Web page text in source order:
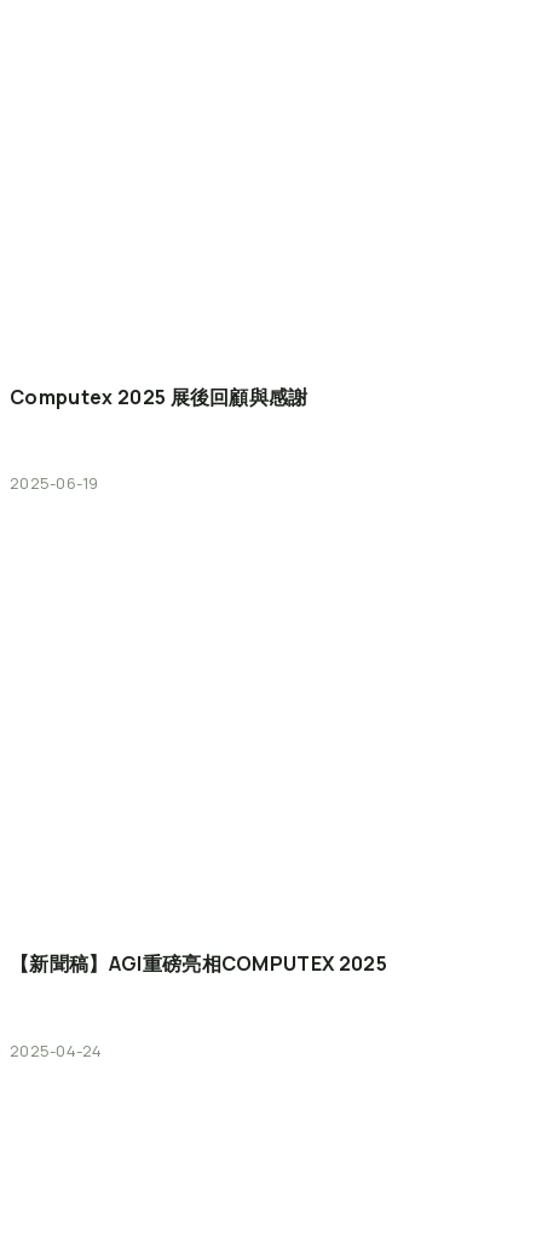
Computex 2025 展後回顧與感謝
2025-06-19
【新聞稿】AGI重磅亮相COMPUTEX 2025
2025-04-24